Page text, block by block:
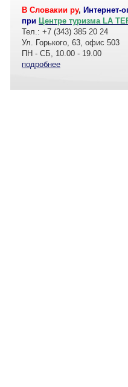
В Словакии ру, Интернет-
при Центре туризма LA
Тел.: +7 (343) 385 20 24
Ул. Горького, 63, офис 503
ПН - СБ, 10.00 - 19.00
подробнее